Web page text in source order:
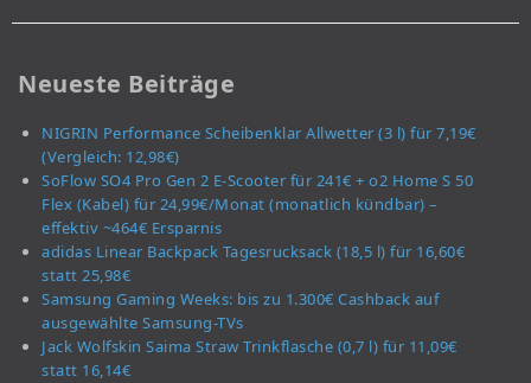
Neueste Beiträge
NIGRIN Performance Scheibenklar Allwetter (3 l) für 7,19€
(Vergleich: 12,98€)
SoFlow SO4 Pro Gen 2 E-Scooter für 241€ + o2 Home S 50
Flex (Kabel) für 24,99€/Monat (monatlich kündbar) –
effektiv ~464€ Ersparnis
adidas Linear Backpack Tagesrucksack (18,5 l) für 16,60€
statt 25,98€
Samsung Gaming Weeks: bis zu 1.300€ Cashback auf
ausgewählte Samsung-TVs
Jack Wolfskin Saima Straw Trinkflasche (0,7 l) für 11,09€
statt 16,14€